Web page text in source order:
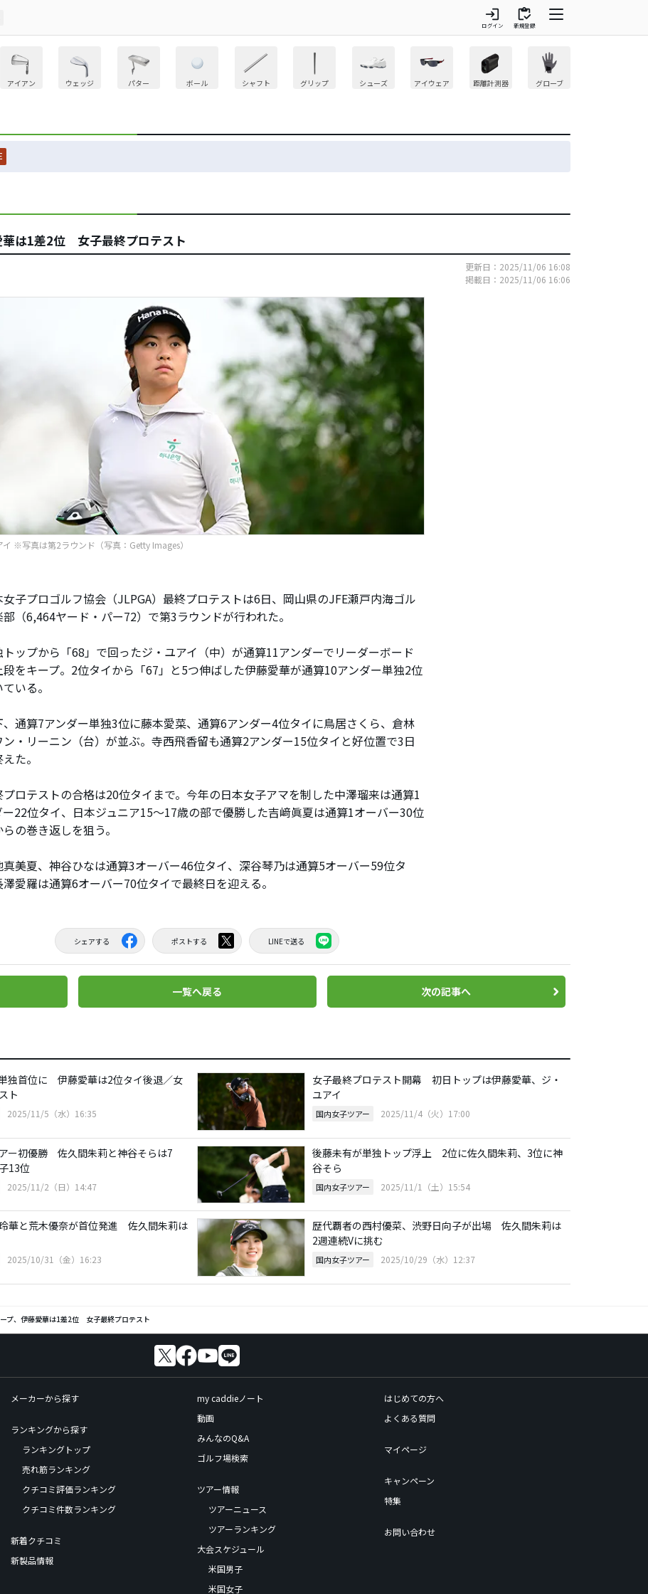
login
ログイン
inventory
新規登録
アイアン ウェッジ パター ボール シャフト グリップ シューズ アイウェア 距離計測器 グローブ
華は1差2位 女子最終プロテスト
更新日：2025/11/06 16:08
掲載日：2025/11/06 16:06
イ ※写真は第2ラウンド（写真：Getty Images）
子プロゴルフ協会（JLPGA）最終プロテストは6日、岡山県のJFE瀬戸内海ゴル
部（6,464ヤード・パー72）で第3ラウンドが行われた。
ップから「68」で回ったジ・ユアイ（中）が通算11アンダーでリーダーボード
段をキープ。2位タイから「67」と5つ伸ばした伊藤愛華が通算10アンダー単独2位
いる。
通算7アンダー単独3位に藤本愛菜、通算6アンダー4位タイに鳥居さくら、倉林
・リーニン（台）が並ぶ。寺西飛香留も通算2アンダー15位タイと好位置で3日
た。
ロテストの合格は20位タイまで。今年の日本女子アマを制した中澤瑠来は通算1
ー22位タイ、日本ジュニア15～17歳の部で優勝した吉﨑眞夏は通算1オーバー30位
の巻き返しを狙う。
美夏、神谷ひなは通算3オーバー46位タイ、深谷琴乃は通算5オーバー59位タ
愛羅は通算6オーバー70位タイで最終日を迎える。
シェアする ポストする LINEで送る
一覧へ戻る 次の記事へ
独首位に 伊藤愛華は2位タイ後退／女
ト
2025/11/5（水）16:35
女子最終プロテスト開幕 初日トップは伊藤愛華、ジ・
ユアイ
国内女子ツアー 2025/11/4（火）17:00
ー初優勝 佐久間朱莉と神谷そらは7
13位
2025/11/2（日）14:47
後藤未有が単独トップ浮上 2位に佐久間朱莉、3位に神
谷そら
国内女子ツアー 2025/11/1（土）15:54
華と荒木優奈が首位発進 佐久間朱莉は
2025/10/31（金）16:23
歴代覇者の西村優菜、渋野日向子が出場 佐久間朱莉は
2週連続Vに挑む
国内女子ツアー 2025/10/29（水）12:37
プ、伊藤愛華は1差2位 女子最終プロテスト
メーカーから探す
ランキングから探す
ランキングトップ
売れ筋ランキング
クチコミ評価ランキング
クチコミ件数ランキング
新着クチコミ
新製品情報
my caddieノート
動画
みんなのQ&A
ゴルフ場検索
ツアー情報
ツアーニュース
ツアーランキング
大会スケジュール
米国男子
米国女子
はじめての方へ
よくある質問
マイページ
キャンペーン
特集
お問い合わせ